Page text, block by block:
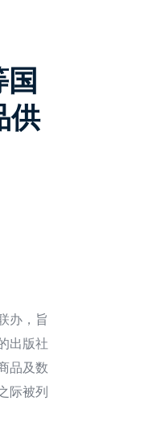
供
办，旨
出版社
品及数
际被列